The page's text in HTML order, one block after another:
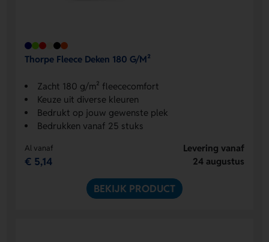
Thorpe Fleece Deken 180 G/M²
Zacht 180 g/m² fleececomfort
Keuze uit diverse kleuren
Bedrukt op jouw gewenste plek
Bedrukken vanaf 25 stuks
Al vanaf
€ 5,14
Levering vanaf
24 augustus
BEKIJK PRODUCT